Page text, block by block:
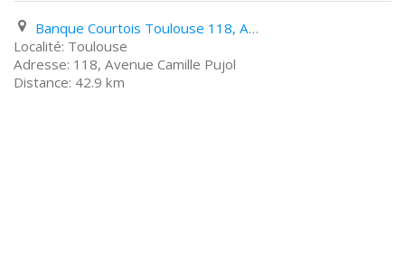
Banque Courtois Toulouse 118, Avenue Camille Pujol
Toulouse
118, Avenue Camille Pujol
42.9 km